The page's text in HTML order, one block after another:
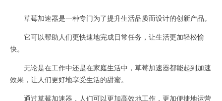
草莓加速器是一种专门为了提升生活品质而设计的创新产品。
它可以帮助人们更快速地完成日常任务，让生活更加轻松愉
快。
无论是在工作中还是在家庭生活中，草莓加速器都能起到加速
效果，让人们更好地享受生活的甜蜜。
通过草莓加速器，人们可以更加高效地工作，更加便捷地运营